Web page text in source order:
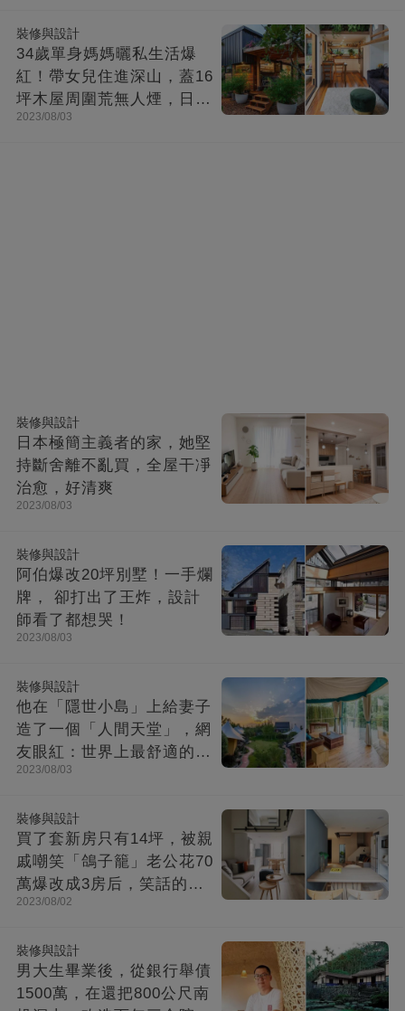
裝修與設計
34歲單身媽媽曬私生活爆
紅！帶女兒住進深山，蓋16
坪木屋周圍荒無人煙，日子
快活似神仙
2023/08/03
裝修與設計
日本極簡主義者的家，她堅
持斷舍離不亂買，全屋干凈
治愈，好清爽
2023/08/03
裝修與設計
阿伯爆改20坪別墅！一手爛
牌， 卻打出了王炸，設計
師看了都想哭！
2023/08/03
裝修與設計
他在「隱世小島」上給妻子
造了一個「人間天堂」，網
友眼紅：世界上最舒適的時
光都在這里
2023/08/03
裝修與設計
買了套新房只有14坪，被親
戚嘲笑「鴿子籠」老公花70
萬爆改成3房后，笑話的親
戚不吭聲了
2023/08/02
裝修與設計
男大生畢業後，從銀行舉債
1500萬，在還把800公尺南